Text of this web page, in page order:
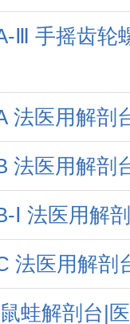
Ⅲ 手摇齿轮
法医用解剖
法医用解剖
Ⅰ 法医用解
法医用解剖
蛙解剖台|